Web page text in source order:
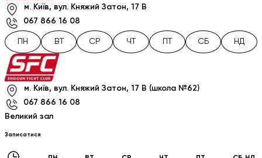
м. Київ, вул. Княжий Затон, 17 В
067 866 16 08
ПН ВТ СР ЧТ ПТ СБ НД
м. Київ, вул. Княжий Затон, 17 В (школа №62)
067 866 16 08
Великий зал
Записатися